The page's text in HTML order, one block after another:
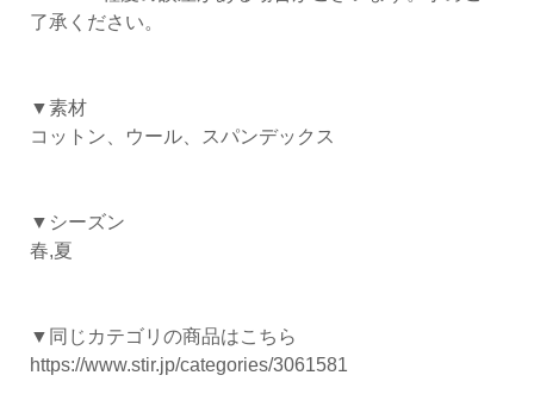
了承ください。
▼素材
コットン、ウール、スパンデックス
▼シーズン
春,夏
▼同じカテゴリの商品はこちら
https://www.stir.jp/categories/3061581